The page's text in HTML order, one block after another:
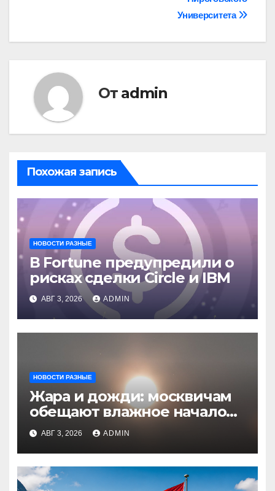
Университета
От admin
Похожая запись
НОВОСТИ РАЗНЫЕ
В Fortune предупредили о
рисках сделки Circle и IBM
АВГ 3, 2026 ADMIN
НОВОСТИ РАЗНЫЕ
Жара и дожди: москвичам
обещают влажное начало
августа
АВГ 3, 2026 ADMIN